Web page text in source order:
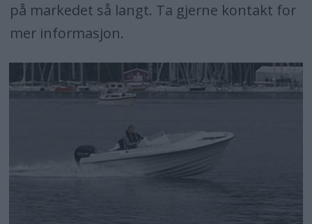
på markedet så langt. Ta gjerne kontakt for
mer informasjon.